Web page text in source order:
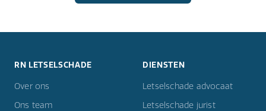
RN LETSELSCHADE
Over ons
Ons team
DIENSTEN
Letselschade advocaat
Letselschade jurist